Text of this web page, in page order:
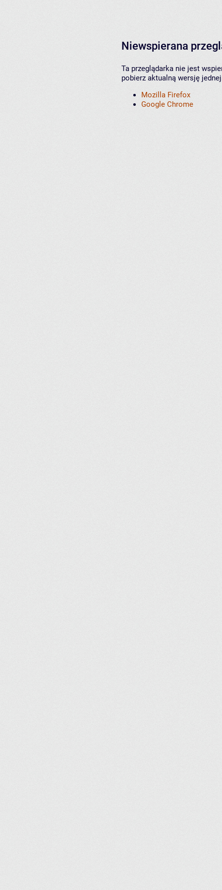
Niewspierana
Ta przeglądarka nie jest
pobierz aktualną wersję
Mozilla Firefox
Google Chrome